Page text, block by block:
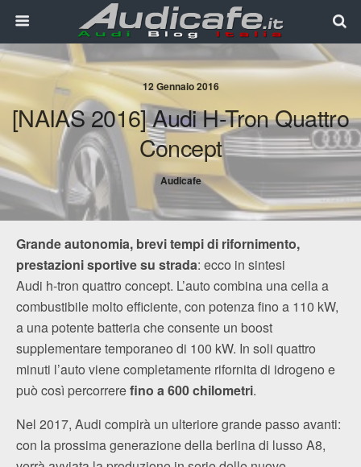
12 Gennaio 2016
[NAIAS 2016] Audi H-Tron Quattro
Concept
Audicafe
Grande autonomia, brevi tempi di rifornimento,
prestazioni sportive su strada: ecco in sintesi
Audi h‑tron quattro concept. L’auto combina una cella a
combustibile molto efficiente, con potenza fino a 110 kW,
a una potente batteria che consente un boost
supplementare temporaneo di 100 kW. In soli quattro
minuti l’auto viene completamente rifornita di idrogeno e
può così percorrerefino a 600 chilometri.
Nel 2017, Audi compirà un ulteriore grande passo avanti:
con la prossima generazione della berlina di lusso A8,